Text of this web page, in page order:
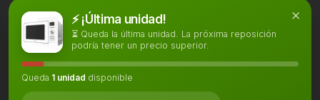
×
⚡ ¡Última unidad!
⏳ Queda la última unidad. La próxima reposición
podría tener un precio superior.
Queda 1 unidad disponible
Accesorios
›
Descanso
›
958 88 76 83
WhatsApp
info@mifactory.es
Lunes a Viernes, 7:00 - 15:00h